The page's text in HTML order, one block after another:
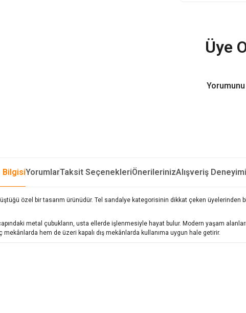
Üye
BilgisiYorumlarTaksit SeçenekleriÖnerilerinizAlışveriş Deneyimi
özel bir tasarım ürünüdür. Tel sandalye kategorisinin dikkat çeken üyelerinden
metal çubukların, usta ellerde işlenmesiyle hayat bulur. Modern yaşam
hem de üzeri kapalı dış mekânlarda kullanıma uygun hale getirir.